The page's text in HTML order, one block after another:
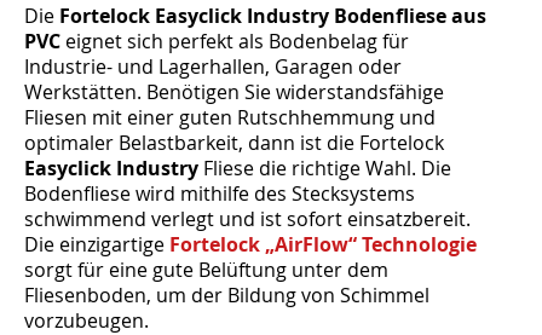
Die Fortelock Easyclick Industry Bodenfliese aus
PVC eignet sich perfekt als Bodenbelag für
Industrie- und Lagerhallen, Garagen oder
Werkstätten. Benötigen Sie widerstandsfähige
Fliesen mit einer guten Rutschhemmung und
optimaler Belastbarkeit, dann ist die Fortelock
Easyclick Industry Fliese die richtige Wahl. Die
Bodenfliese wird mithilfe des Stecksystems
schwimmend verlegt und ist sofort einsatzbereit.
Die einzigartige Fortelock „AirFlow“ Technologie
sorgt für eine gute Belüftung unter dem
Fliesenboden, um der Bildung von Schimmel
vorzubeugen.